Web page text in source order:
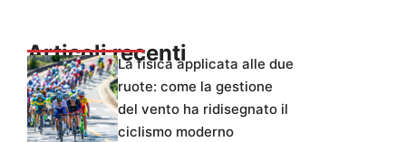
Articoli recentiLa fisica applicata alle due
ruote: come la gestione
del vento ha ridisegnato il
ciclismo moderno